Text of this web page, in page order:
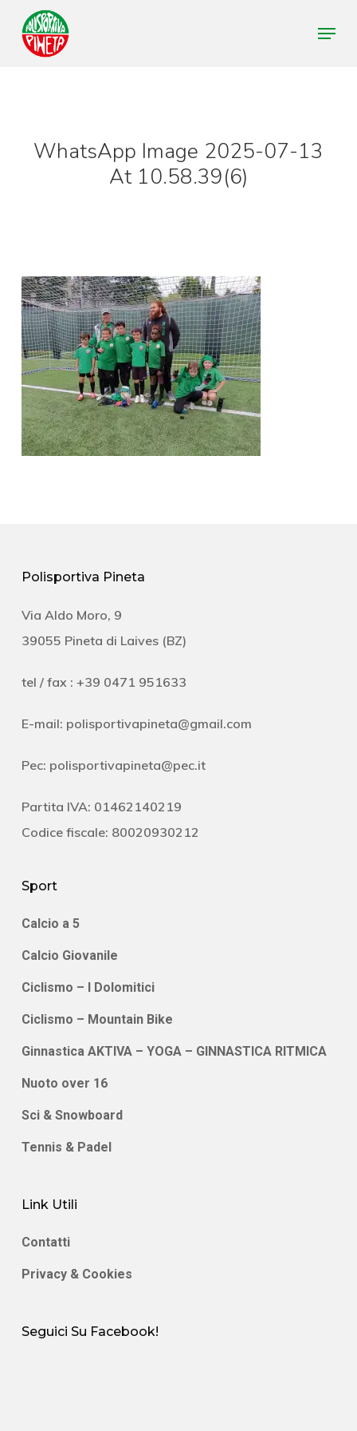
Menu
WhatsApp Image 2025-07-13
At 10.58.39(6)
Polisportiva Pineta
Via Aldo Moro, 9
39055 Pineta di Laives (BZ)
tel / fax : +39 0471 951633
E-mail: polisportivapineta@gmail.com
Pec: polisportivapineta@pec.it
Partita IVA: 01462140219
Codice fiscale: 80020930212
Sport
Calcio a 5
Calcio Giovanile
Ciclismo – I Dolomitici
Ciclismo – Mountain Bike
Ginnastica AKTIVA – YOGA – GINNASTICA RITMICA
Nuoto over 16
Sci & Snowboard
Tennis & Padel
Link Utili
Contatti
Privacy & Cookies
Seguici Su Facebook!